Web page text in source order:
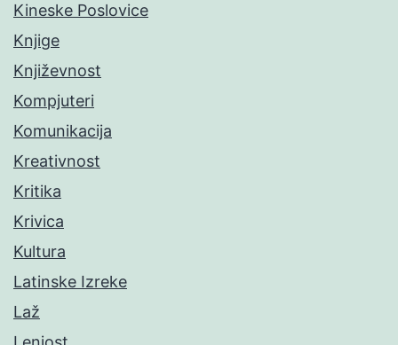
Kineske Poslovice
Knjige
Književnost
Kompjuteri
Komunikacija
Kreativnost
Kritika
Krivica
Kultura
Latinske Izreke
Laž